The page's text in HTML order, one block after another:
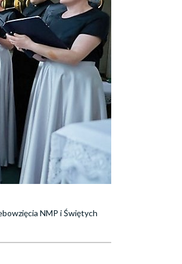
NMP i Świętych